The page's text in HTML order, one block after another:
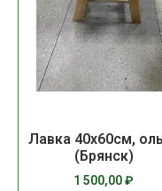
Лавка 40х60см,
(Брянск)
1 500,00₽